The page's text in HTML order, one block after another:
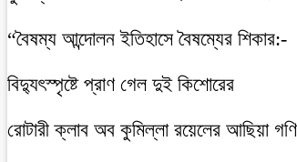
“বৈষম্য আন্দোলন ইতিহাসে বৈষম্যের শিকার:-
বিদ্যুৎস্পৃষ্টে প্রাণ গেল দুই কিশোরের
রোটারী ক্লাব অব কুমিল্লা রয়েলের আছিয়া